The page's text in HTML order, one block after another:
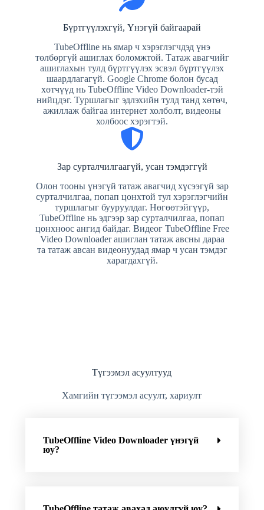
Бүртгүүлэхгүй, Үнэгүй байгаарай
TubeOffline нь ямар ч хэрэглэгчдэд үнэ
төлбөргүй ашиглах боломжтой. Татаж авагчийг
ашиглахын тулд бүртгүүлэх эсвэл бүртгүүлэх
шаардлагагүй. Google Chrome болон бусад
хөтчүүд нь TubeOffline Video Downloader-тэй
нийцдэг. Туршлагыг эдлэхийн тулд танд хөтөч,
ажиллаж байгаа интернет холболт, видеоны
холбоос хэрэгтэй.
Зар сурталчилгаагүй, усан тэмдэггүй
Олон тооны үнэгүй татаж авагчид хүсээгүй зар
сурталчилгаа, попап цонхтой тул хэрэглэгчийн
туршлагыг бууруулдаг. Нөгөөтэйгүүр,
TubeOffline нь эдгээр зар сурталчилгаа, попап
цонхноос ангид байдаг. Видеог TubeOffline Free
Video Downloader ашиглан татаж авсны дараа
та татаж авсан видеонуудад ямар ч усан тэмдэг
харагдахгүй.
Түгээмэл асуултууд
Хамгийн түгээмэл асуулт, хариулт
TubeOffline Video Downloader үнэгүй
юу?